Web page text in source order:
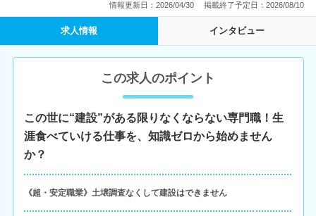
情報更新日：2026/04/30 掲載終了予定日：2026/08/10
求人情報 インタビュー
この求人のポイント
この世に“建設”がある限りなくならない専門職！生
涯食べていける仕事を、知識ゼロから始めません
か？
《超・安定職業》土壌調査なくして建設はできません